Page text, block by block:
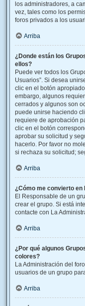
los administradores, a
vez, tales como los
foros privados a los
Arriba
¿Donde están los
ellos?
Puede ver todos los
Usuarios”. Si desea
clic en el botón
embargo, algunos
cerrados y algunos son
puede unirse haciendo
requiere de aprobación
clic en el botón
aprobar su solicitud y
hacerlo. Por favor no
si rechaza su solicitud;
Arriba
¿Cómo me convierto en
El Responsable de un
crear el grupo. Si está
contacte con La
Arriba
¿Por qué algunos
colores?
La Administración del
usuarios de un grupo
Arriba